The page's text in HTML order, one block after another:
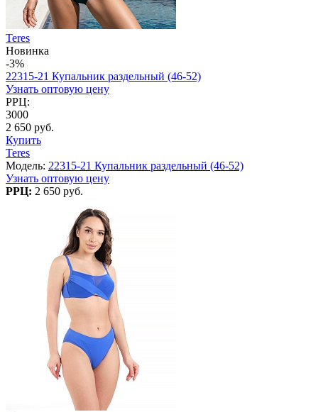
Teres
Новинка
-3%
22315-21 Купальник раздельный (46-52)
Узнать оптовую цену
РРЦ:
3000
2 650 руб.
Купить
Teres
Модель: 22315-21 Купальник раздельный (46-52)
Узнать оптовую цену
РРЦ: 2 650 руб.